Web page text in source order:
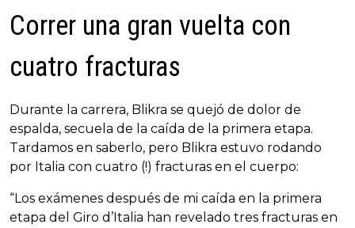
Correr una gran vuelta con
cuatro fracturas
Durante la carrera, Blikra se quejó de dolor de
espalda, secuela de la caída de la primera etapa.
Tardamos en saberlo, pero Blikra estuvo rodando
por Italia con cuatro (!) fracturas en el cuerpo:
“Los exámenes después de mi caída en la primera
etapa del Giro d’Italia han revelado tres fracturas en